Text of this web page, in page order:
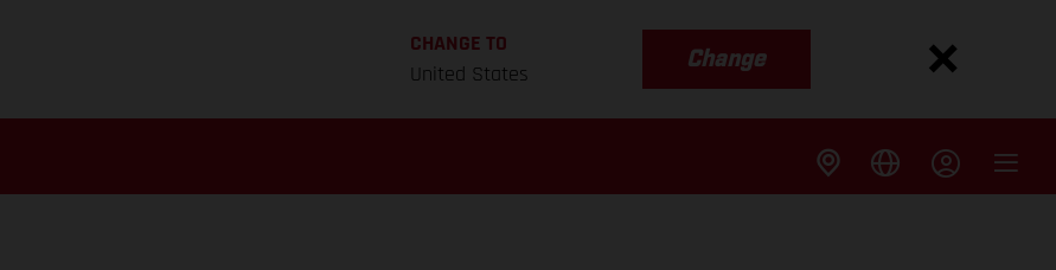
CHANGE TO
United States
Change